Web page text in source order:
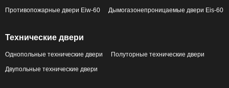
Противопожарные двери Eiw-60 Дымогазонепроницаемые двери Eis-60
Технические двери
Однопольные технические двери Полуторные технические двери
Двупольные технические двери